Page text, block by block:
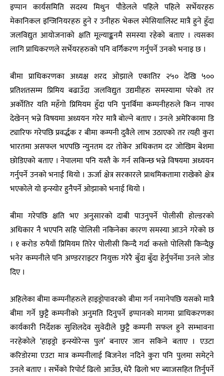
इप्पान कार्यसमिति सदस्य मिथुन पौडेलले पहिले पहिले सर्भेयरहरु
मेकानिकल इन्जिनियरहरु हुने र उनीहरु भेकल स्पेसियालिस्ट मात्रै हुने हुँदा
जलविद्युत आयोजनाको क्षति मूल्याङ्कनमै समस्या रहेको बताए । त्यसका
लागि प्राधिकरणले सर्भेयरहरुको पनि वर्गिकरण गर्नुपर्ने उनको भनाइ छ ।
बीमा प्राधिकरणका अध्यक्ष शरद ओझाले एकातिर २५० देखि ५००
प्रतिशतसम्म प्रिमिय बढाउँदा जलविद्युत उद्यमीहरु समस्यामा परेको तर
अर्कोतिर यति महँगो प्रिमियम हुँदा पनि पुनर्बिमा कम्पनीहरुले किन नाफा
देखेनन् भन्ने विषयमा अध्ययन गरेर मात्रै बोल्ने बताए । उनले अमेरिकामा डि
ट्यारिफ गरेपछि प्रवर्द्धक र बीमा कम्पनी दुवैले लाभ उठाएको तर त्यही कुरा
भारतमा असफल भएपछि न्युनतम दर तोकेर अधिकतम दर जोखिम बेशमा
छोडिएको बताए । नेपालमा पनि यस्तै के गर्न सकिन्छ भन्ने विषयमा अध्ययन
गर्नुपर्ने उनको भनाई थियो । ऊर्जा क्षेत्र सरकारले प्राथमिकतामा राखेको क्षेत्र
भएकोले यो इन्स्योर हुनैपर्ने ओझाको भनाई थियो ।
बीमा गरेपछि क्षति भए अनुसारको दाबी पाउनुपर्ने पोलीसी होल्डरको
अधिकार नै भएपनि सहि पोलिसी नकिनेका कारण समस्या आउने गरेको छ
। १ करोड रुपैयाँ प्रिमियम तिरेर पोलीसी किन्दै गर्दा कस्तो पोलिसी किन्दैछु
भनेर कम्पनीले पनि अण्डरराइटर नियुक्त गरेरै बुँदा बुँदा हेर्नुपर्नेमा उनले जोड
दिए ।
अहिलेका बीमा कम्पनीहरुले हाइड्रोपावरको बीमा गर्न नमानेपछि यसको मात्रै
बीमा गर्ने छुट्टै कम्पनीको अनुमति दिनुपर्ने इप्पानको मागमा प्राधिकरणका
कार्यकारी निर्देशक सुशिलदेव सुवेदीले छुट्टै कम्पनी सफल हुने सम्भावना
नरहेकोले ‘हाइड्रो इन्स्योरेन्स पुल’ बनाएर जान सकिने बताए । एउटा
करिडोरमा एउटा मात्र कम्पनीलाई बिजनेश नदिने कुरा पनि पुलमा समेट्ने
उनले बताए । सर्भेको रिपोर्ट ढिलो आउँछ, धेरै ढिलो भए ब्याजसहित तिर्नुपर्ने